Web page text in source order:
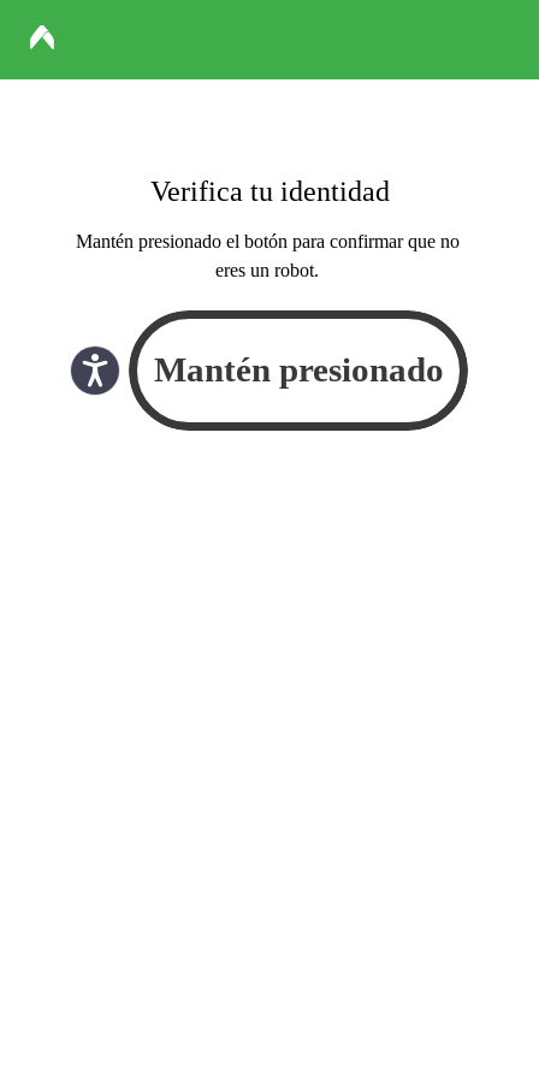
Verifica tu identidad
Mantén presionado el botón para confirmar que no
eres un robot.